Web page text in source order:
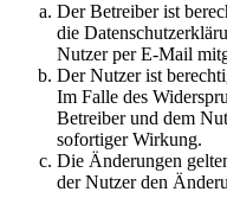
Der Betreiber ist
die
Nutzer per E-Mail
Der Nutzer ist
Im Falle des
Betreiber und dem
sofortiger Wirkung.
Die Änderungen
der Nutzer den